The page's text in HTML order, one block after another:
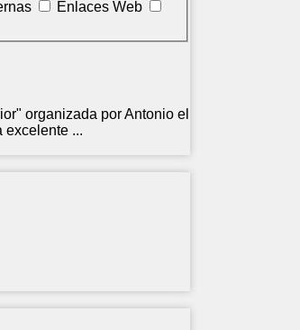
Enlaces Web
organizada por Antonio el
excelente ...